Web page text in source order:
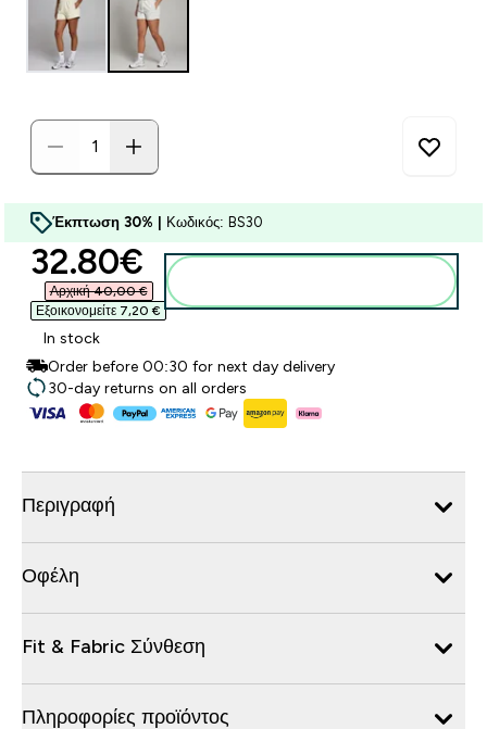
Έκπτωση 30% | Κωδικός: BS30
discounted price
32.80€‎
Αρχική 40,00 €‎
Εξοικονομείτε 7,20 €‎
In stock
Order before 00:30 for next day delivery
30-day returns on all orders
Περιγραφή
Οφέλη
Fit & Fabric Σύνθεση
Πληροφορίες προϊόντος